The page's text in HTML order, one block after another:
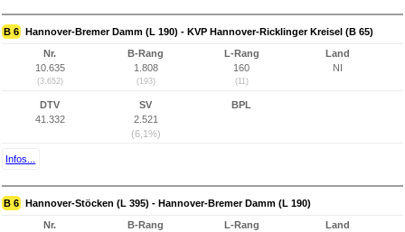
B 6 Hannover-Bremer Damm (L 190) - KVP Hannover-Ricklinger Kreisel (B 65)
Nr.
10.635
(3.652)
B-Rang
1.808
(193)
L-Rang
160
(11)
Land
NI
DTV
41.332
SV
2.521
(6,1%)
BPL
Infos...
B 6 Hannover-Stöcken (L 395) - Hannover-Bremer Damm (L 190)
Nr.
B-Rang
L-Rang
Land